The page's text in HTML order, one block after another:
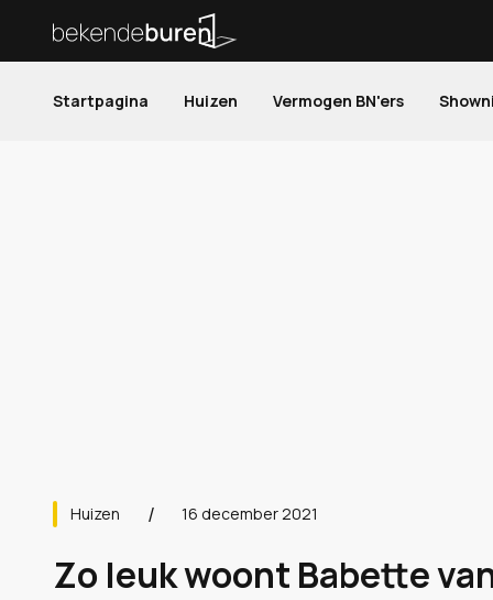
Startpagina Huizen Vermogen BN'ers
Huizen 16 december 2021
Zo leuk woont Babette